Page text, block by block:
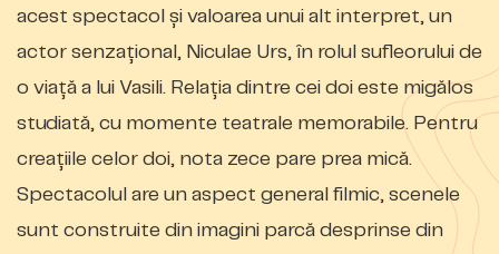
acest spectacol şi valoarea unui alt interpret, un
actor senzaţional, Niculae Urs, în rolul sufleorului de
o viaţă a lui Vasili. Relaţia dintre cei doi este migălos
studiată, cu momente teatrale memorabile. Pentru
creaţiile celor doi, nota zece pare prea mică.
Spectacolul are un aspect general filmic, scenele
sunt construite din imagini parcă desprinse din